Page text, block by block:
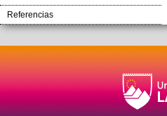
Referencias